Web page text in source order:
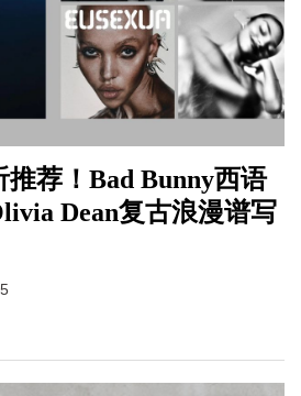
推荐！Bad Bunny西语
Dean复古浪漫谱写